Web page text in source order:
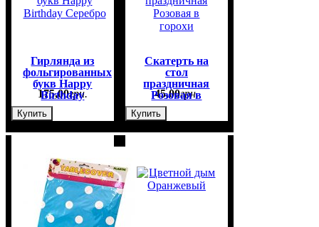
Гирлянда из
фольгированных
букв Happy
Birthday
Серебро
175,00грн.
Купить
Скатерть на
стол
праздничная
Розовая в
горохи
45,00грн.
Купить